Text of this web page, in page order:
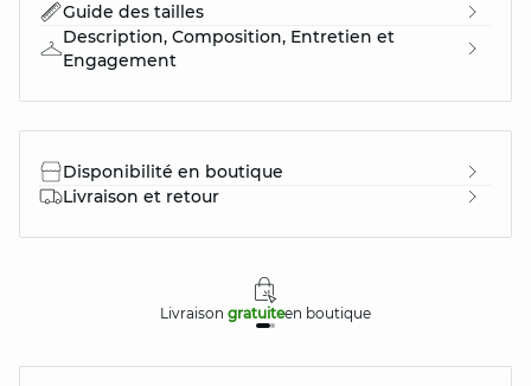
Guide des tailles
Description, Composition, Entretien et
Engagement
Disponibilité en boutique
Livraison et retour
Livraison gratuiteen boutique